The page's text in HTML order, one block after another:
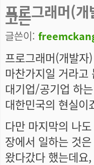
프로그래머(
고는
글쓴이:
프로그래머(개발
마찬가지일 거라
대기업/공기업 하
대한민국의 현실이
다만 마지막의 나
장에서 일하는 것
왔다갔다 했는데